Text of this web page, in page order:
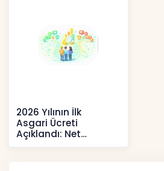
2026 Yılının İlk
Asgari Ücreti
Açıklandı: Net
52.738 TL, Ek Destek